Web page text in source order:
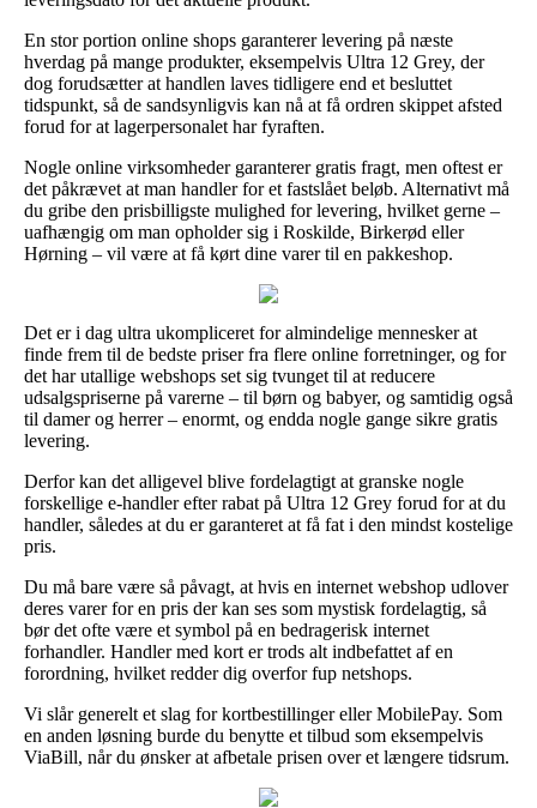
En stor portion online shops garanterer levering på næste
hverdag på mange produkter, eksempelvis Ultra 12 Grey, der
dog forudsætter at handlen laves tidligere end et besluttet
tidspunkt, så de sandsynligvis kan nå at få ordren skippet afsted
forud for at lagerpersonalet har fyraften.
Nogle online virksomheder garanterer gratis fragt, men oftest er
det påkrævet at man handler for et fastslået beløb. Alternativt må
du gribe den prisbilligste mulighed for levering, hvilket gerne –
uafhængig om man opholder sig i Roskilde, Birkerød eller
Hørning – vil være at få kørt dine varer til en pakkeshop.
Det er i dag ultra ukompliceret for almindelige mennesker at
finde frem til de bedste priser fra flere online forretninger, og for
det har utallige webshops set sig tvunget til at reducere
udsalgspriserne på varerne – til børn og babyer, og samtidig også
til damer og herrer – enormt, og endda nogle gange sikre gratis
levering.
Derfor kan det alligevel blive fordelagtigt at granske nogle
forskellige e-handler efter rabat på Ultra 12 Grey forud for at du
handler, således at du er garanteret at få fat i den mindst kostelige
pris.
Du må bare være så påvagt, at hvis en internet webshop udlover
deres varer for en pris der kan ses som mystisk fordelagtig, så
bør det ofte være et symbol på en bedragerisk internet
forhandler. Handler med kort er trods alt indbefattet af en
forordning, hvilket redder dig overfor fup netshops.
Vi slår generelt et slag for kortbestillinger eller MobilePay. Som
en anden løsning burde du benytte et tilbud som eksempelvis
ViaBill, når du ønsker at afbetale prisen over et længere tidsrum.